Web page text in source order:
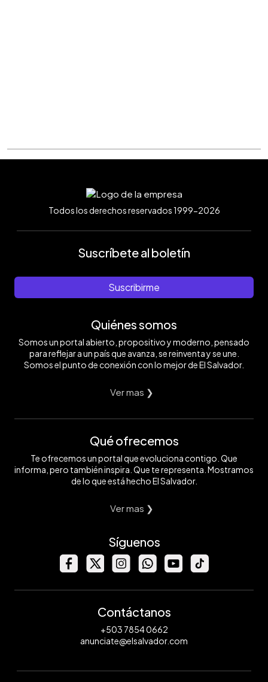
Todos los derechos reservados 1999-2026
Suscríbete al boletín
Suscribirme
Quiénes somos
Somos un portal abierto, propositivo y moderno, pensado
para reflejar a un país que avanza, se reinventa y se une.
Somos el punto de conexión con lo mejor de El Salvador.
Ver mas ❯
Qué ofrecemos
Te ofrecemos un portal que evoluciona contigo. Que
informa, pero también inspira. Que te representa. Mostramos
de lo que está hecho El Salvador.
Ver mas ❯
Síguenos
Contáctanos
+503 7854 0662
anunciate@elsalvador.com